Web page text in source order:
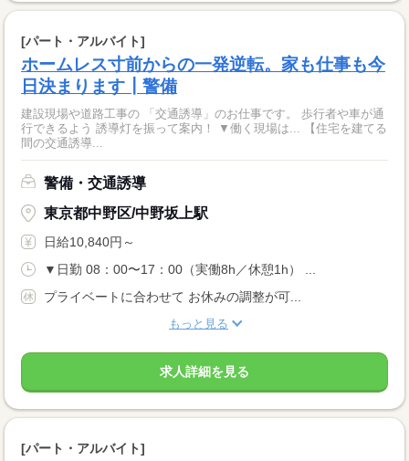
[パート・アルバイト]
ホームレス寸前からの一発逆転。家も仕事も今
日決まります┃警備
建設現場や道路工事の 「交通誘導」のお仕事です。 歩行者や車が通
行できるよう 誘導灯を振って案内！ ▼働く現場は... 【住宅を建てる
間の交通誘導...
警備・交通誘導
東京都中野区/中野坂上駅
日給10,840円～
▼日勤 08：00〜17：00（実働8h／休憩1h） ...
プライベートに合わせて お休みの調整が可...
もっと見る
求人詳細を見る
[パート・アルバイト]